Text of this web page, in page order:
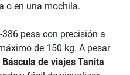
o en una mochila.
pesa con precisión a
de 150 kg. A pesar
Báscula de viajes Tanita